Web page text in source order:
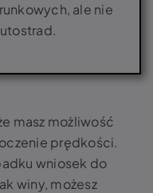
ale nie
masz możliwość
prędkości.
wniosek do
winy, możesz